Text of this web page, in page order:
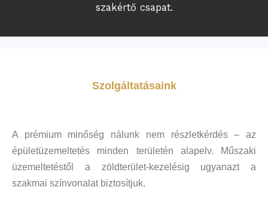
szakértő csapat.
Szolgáltatásaink
A prémium minőség nálunk nem részletkérdés – az
épületüzemeltetés minden területén alapelv. Műszaki
üzemeltetéstől a zöldterület-kezelésig ugyanazt a
szakmai színvonalat biztosítjuk.